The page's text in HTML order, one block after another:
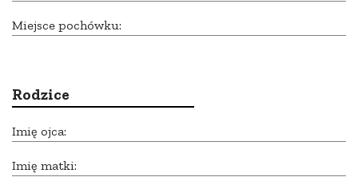
Miejsce pochówku:
Rodzice
Imię ojca:
Imię matki: